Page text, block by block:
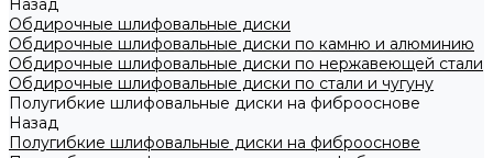
Назад
Обдирочные шлифовальные диски
Обдирочные шлифовальные диски по камню и алюминию
Обдирочные шлифовальные диски по нержавеющей стали
Обдирочные шлифовальные диски по стали и чугуну
Полугибкие шлифовальные диски на фиброоснове
Назад
Полугибкие шлифовальные диски на фиброоснове